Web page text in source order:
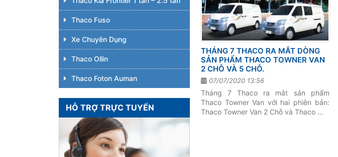
THÁNG 7 THACO RA MẮT DÒNG
SẢN PHẨM THACO TOWNER VAN
2 CHỖ VÀ 5 CHỖ.
07/07/2020 13:56
Tháng 7 Thaco ra mắt sản phẩm
Thaco Towner Van với hai phiên bản:
Thaco Towner Van 2 Chỗ và Thaco …
Thaco Fuso
Xe Chuyên Dụng
Thaco Ollin
Thaco Foton Auman
HỖ TRỢ TRỰC TUYẾN